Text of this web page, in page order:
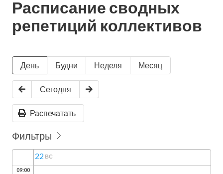
Расписание сводных
репетиций коллективов
День Будни Неделя Месяц
Сегодня
Распечатать
Фильтры
22 ВС
09:00